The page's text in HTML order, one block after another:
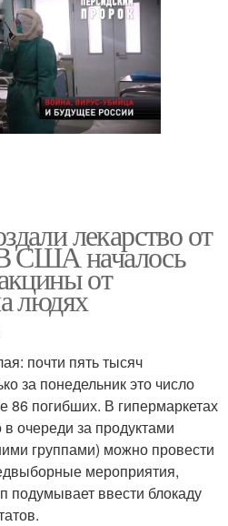
лекарство от
США началось
от
людях
почти пять тысяч
за понедельник это число
86 погибших. В гипермаркетах
очереди за продуктами
группами) можно провести
мероприятия,
подумывает ввести блокаду